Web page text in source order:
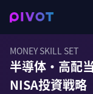
MONEY SKILL SET
半導体・高配
NISA投資戦略